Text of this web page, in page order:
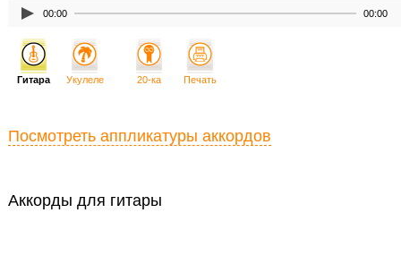
00:00 00:00
Аккорды для гитары
Гитара Укулеле 20-ка Печать
Посмотреть аппликатуры аккордов